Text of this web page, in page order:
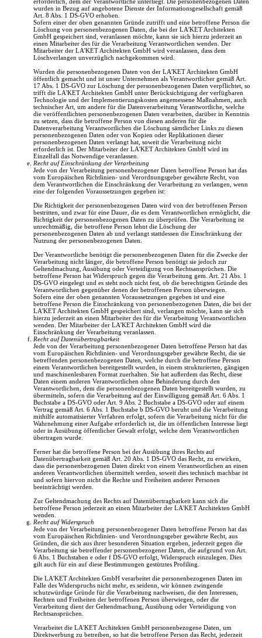
wurden in Bezug auf angebotene Dienste der Informationsgesellschaft gemäß
Art. 8 Abs. 1 DS-GVO erhoben.
Sofern einer der oben genannten Gründe zutrifft und eine betroffene Person die
Löschung von personenbezogenen Daten, die bei der LA'KET Architekten
GmbH gespeichert sind, veranlassen möchte, kann sie sich hierzu jederzeit an
einen Mitarbeiter des für die Verarbeitung Verantwortlichen wenden. Der
Mitarbeiter der LA'KET Architekten GmbH wird veranlassen, dass dem
Löschverlangen unverzüglich nachgekommen wird.
Wurden die personenbezogenen Daten von der LA'KET Architekten GmbH
öffentlich gemacht und ist unser Unternehmen als Verantwortlicher gemäß Art.
17 Abs. 1 DS-GVO zur Löschung der personenbezogenen Daten verpflichtet, so
trifft die LA'KET Architekten GmbH unter Berücksichtigung der verfügbaren
Technologie und der Implementierungskosten angemessene Maßnahmen, auch
technischer Art, um andere für die Datenverarbeitung Verantwortliche, welche
die veröffentlichten personenbezogenen Daten verarbeiten, darüber in Kenntnis
zu setzen, dass die betroffene Person von diesen anderen für die
Datenverarbeitung Verantwortlichen die Löschung sämtlicher Links zu diesen
personenbezogenen Daten oder von Kopien oder Replikationen dieser
personenbezogenen Daten verlangt hat, soweit die Verarbeitung nicht
erforderlich ist. Der Mitarbeiter der LA'KET Architekten GmbH wird im
Einzelfall das Notwendige veranlassen.
Recht auf Einschränkung der Verarbeitung
Jede von der Verarbeitung personenbezogener Daten betroffene Person hat das
vom Europäischen Richtlinien- und Verordnungsgeber gewährte Recht, von
dem Verantwortlichen die Einschränkung der Verarbeitung zu verlangen, wenn
eine der folgenden Voraussetzungen gegeben ist:
Die Richtigkeit der personenbezogenen Daten wird von der betroffenen Person
bestritten, und zwar für eine Dauer, die es dem Verantwortlichen ermöglicht, die
Richtigkeit der personenbezogenen Daten zu überprüfen. Die Verarbeitung ist
unrechtmäßig, die betroffene Person lehnt die Löschung der
personenbezogenen Daten ab und verlangt stattdessen die Einschränkung der
Nutzung der personenbezogenen Daten.
Der Verantwortliche benötigt die personenbezogenen Daten für die Zwecke der
Verarbeitung nicht länger, die betroffene Person benötigt sie jedoch zur
Geltendmachung, Ausübung oder Verteidigung von Rechtsansprüchen. Die
betroffene Person hat Widerspruch gegen die Verarbeitung gem. Art. 21 Abs. 1
DS-GVO eingelegt und es steht noch nicht fest, ob die berechtigten Gründe des
Verantwortlichen gegenüber denen der betroffenen Person überwiegen.
Sofern eine der oben genannten Voraussetzungen gegeben ist und eine
betroffene Person die Einschränkung von personenbezogenen Daten, die bei der
LA'KET Architekten GmbH gespeichert sind, verlangen möchte, kann sie sich
hierzu jederzeit an einen Mitarbeiter des für die Verarbeitung Verantwortlichen
wenden. Der Mitarbeiter der LA'KET Architekten GmbH wird die
Einschränkung der Verarbeitung veranlassen.
Recht auf Datenübertragbarkeit
Jede von der Verarbeitung personenbezogener Daten betroffene Person hat das
vom Europäischen Richtlinien- und Verordnungsgeber gewährte Recht, die sie
betreffenden personenbezogenen Daten, welche durch die betroffene Person
einem Verantwortlichen bereitgestellt wurden, in einem strukturierten, gängigen
und maschinenlesbaren Format zuerhalten. Sie hat außerdem das Recht, diese
Daten einem anderen Verantwortlichen ohne Behinderung durch den
Verantwortlichen, dem die personenbezogenen Daten bereitgestellt wurden, zu
übermitteln, sofern die Verarbeitung auf der Einwilligung gemäß Art. 6 Abs. 1
Buchstabe a DS-GVO oder Art. 9 Abs. 2 Buchstabe a DS-GVO oder auf einem
Vertrag gemäß Art. 6 Abs. 1 Buchstabe b DS-GVO beruht und die Verarbeitung
mithilfe automatisierter Verfahren erfolgt, sofern die Verarbeitung nicht für die
Wahrnehmung einer Aufgabe erforderlich ist, die im öffentlichen Interesse liegt
oder in Ausübung öffentlicher Gewalt erfolgt, welche dem Verantwortlichen
übertragen wurde.
Ferner hat die betroffene Person bei der Ausübung ihres Rechts auf
Datenübertragbarkeit gemäß Art. 20 Abs. 1 DS-GVO das Recht, zu erwirken,
dass die personenbezogenen Daten direkt von einem Verantwortlichen an einen
anderen Verantwortlichen übermittelt werden, soweit dies technisch machbar ist
und sofern hiervon nicht die Rechte und Freiheiten anderer Personen
beeinträchtigt werden.
Zur Geltendmachung des Rechts auf Datenübertragbarkeit kann sich die
betroffene Person jederzeit an einen Mitarbeiter der LA'KET Architekten GmbH
wenden.
Recht auf Widerspruch
Jede von der Verarbeitung personenbezogener Daten betroffene Person hat das
vom Europäischen Richtlinien- und Verordnungsgeber gewährte Recht, aus
Gründen, die sich aus ihrer besonderen Situation ergeben, jederzeit gegen die
Verarbeitung sie betreffender personenbezogener Daten, die aufgrund von Art.
6 Abs. 1 Buchstaben e oder f DS-GVO erfolgt, Widerspruch einzulegen. Dies
gilt auch für ein auf diese Bestimmungen gestütztes Profiling.
Die LA'KET Architekten GmbH verarbeitet die personenbezogenen Daten im
Falle des Widerspruchs nicht mehr, es seidenn, wir können zwingende
schutzwürdige Gründe für die Verarbeitung nachweisen, die den Interessen,
Rechten und Freiheiten der betroffenen Person überwiegen, oder die
Verarbeitung dient der Geltendmachung, Ausübung oder Verteidigung von
Rechtsansprüchen.
Verarbeitet die LA'KET Architekten GmbH personenbezogene Daten, um
Direktwerbung zu betreiben, so hat die betroffene Person das Recht, jederzeit